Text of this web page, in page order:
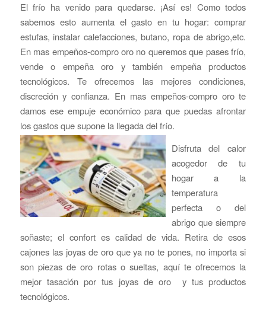
El frío ha venido para quedarse. ¡Así es! Como todos
sabemos esto aumenta el gasto en tu hogar: comprar
estufas, instalar calefacciones, butano, ropa de abrigo,etc.
En mas empeños-compro oro no queremos que pases frío,
vende o empeña oro y también empeña productos
tecnológicos. Te ofrecemos las mejores condiciones,
discreción y confianza. En mas empeños-compro oro te
damos ese empuje económico para que puedas afrontar
los gastos que supone la llegada del frío.
Disfruta del calor
acogedor de tu
hogar a la
temperatura
perfecta o del
abrigo que siempre
soñaste; el confort es calidad de vida. Retira de esos
cajones las joyas de oro que ya no te pones, no importa si
son piezas de oro rotas o sueltas, aquí te ofrecemos la
mejor tasación por tus joyas de oro y tus productos
tecnológicos.